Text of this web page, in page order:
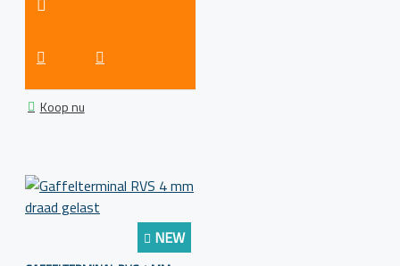
Koop nu
NEW